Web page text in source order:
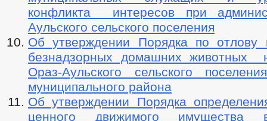
конфликта интересов при
Аульского сельского поселения
Об утверждении Порядка по отлову
безнадзорных домашних животных
Ораз-Аульского сельского
муниципального района
Об утверждении Порядка
ценного движимого имущества